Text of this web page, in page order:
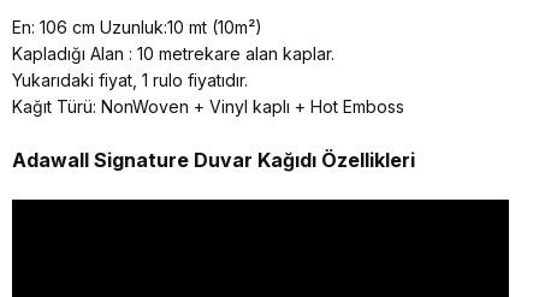
En: 106 cm Uzunluk:10 mt (10m²)
Kapladığı Alan : 10 metrekare alan kaplar.
Yukarıdaki fiyat, 1 rulo fiyatıdır.
Kağıt Türü: NonWoven + Vinyl kaplı + Hot Emboss
Adawall Signature Duvar Kağıdı Özellikleri